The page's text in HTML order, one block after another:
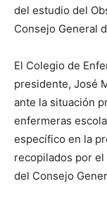
del estudio del
Consejo General
El Colegio de
presidente, José
ante la situación
enfermeras
específico en la
recopilados por
del Consejo